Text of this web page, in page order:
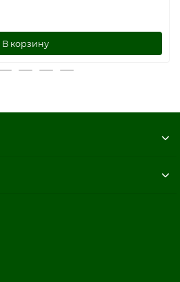
В корзину